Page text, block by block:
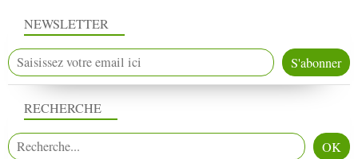
NEWSLETTER
RECHERCHE